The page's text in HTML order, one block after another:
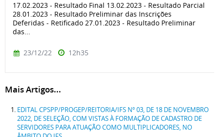
17.02.2023 - Resultado Final 13.02.2023 - Resultado Parcial
28.01.2023 - Resultado Preliminar das Inscrições
Deferidas - Retificado 27.01.2023 - Resultado Preliminar
das...
23/12/22 12h35
Mais Artigos...
EDITAL CPSPP/PROGEP/REITORIA/IFS Nº 03, DE 18 DE NOVEMBRO
2022, DE SELEÇÃO, COM VISTAS À FORMAÇÃO DE CADASTRO DE
SERVIDORES PARA ATUAÇÃO COMO MULTIPLICADORES, NO